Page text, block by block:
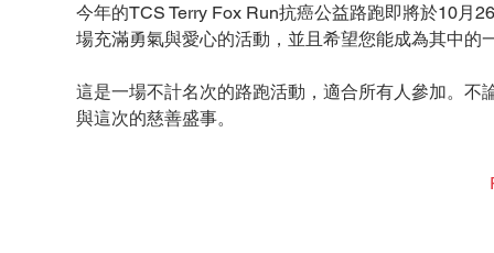
今年的TCS Terry Fox Run抗癌公益路跑即將於10月
場充滿勇氣與愛心的活動，並且希望您能成為其中的
這是一場不計名次的路跑活動，適合所有人參加。
與這次的慈善盛事。